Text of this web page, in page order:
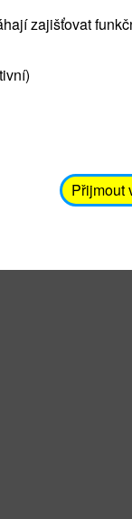
UNICEF
čtvrtek o 11
po domluvě
čísle 606
zajišťovat
Přijmout